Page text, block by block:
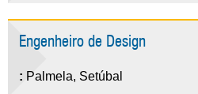
Engenheiro de Design
: Palmela, Setúbal